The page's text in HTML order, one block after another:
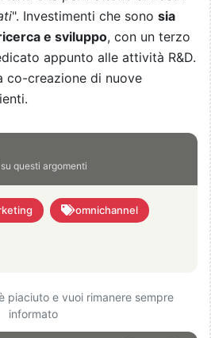
". Investimenti che sono sia
e sviluppo, con un terzo
appunto alle attività R&D.
co-creazione di nuove
questi argomenti
omnichannel
piaciuto e vuoi rimanere sempre
informato